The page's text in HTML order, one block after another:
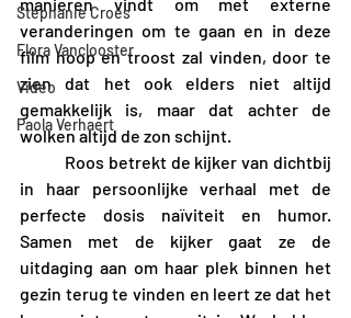
Stephanie Croes
Flora Vanclooster
Video
Paola Verhaert
veranderingen om te gaan en in deze
film hoop en troost zal vinden, door te
zien dat het ook elders niet altijd
gemakkelijk is, maar dat achter de
wolken altijd de zon schijnt.
in haar persoonlijke verhaal met de
perfecte dosis naïviteit en humor.
Samen met de kijker gaat ze de
uitdaging aan om haar plek binnen het
gezin terug te vinden en leert ze dat het